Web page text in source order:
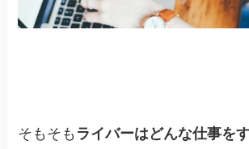
そもそも ライバーはどんな仕事を